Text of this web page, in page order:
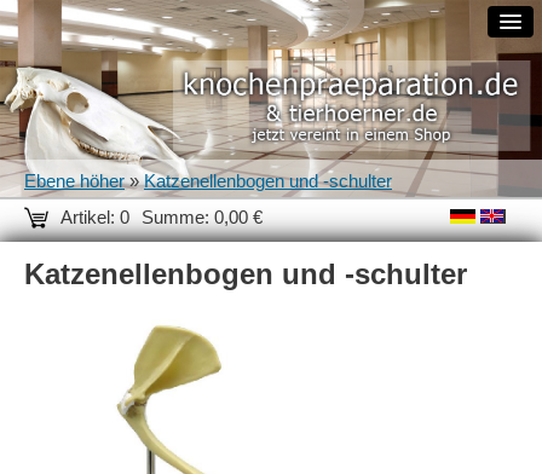
Artikel: 0 Summe: 0,00 €
Ebene höher»Katzenellenbogen und -schulter
Katzenellenbogen und -schulter